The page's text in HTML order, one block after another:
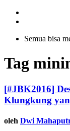
Semua bisa
Tag
[#JBK2016]
Klungkung
oleh Dwi